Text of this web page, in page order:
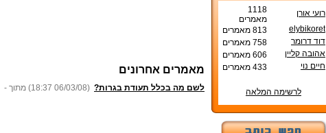
רועי אורן
1118
מאמרים
elybikoret
813 מאמרים
דוד דרומר
758 מאמרים
אהובה קליין
606 מאמרים
חיים נוי
433 מאמרים
לרשימה המלאה
מאמרים אחרונים
לשם מה בכלל תעודת בגרות? (18:37 06/03/08) מתוך -